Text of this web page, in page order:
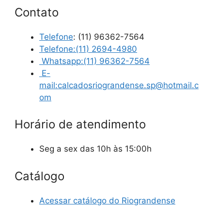
Contato
Telefone: (11) 96362-7564
Telefone:(11) 2694-4980
Whatsapp:(11) 96362-7564
E-
mail:calcadosriograndense.sp@hotmail.c
om
Horário de atendimento
Seg a sex das 10h às 15:00h
Catálogo
Acessar catálogo do Riograndense